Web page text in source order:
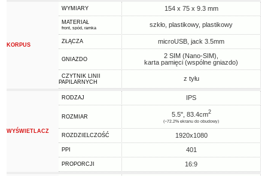
KORPUS
WYMIARY 154 x 75 x 9.3 mm
MATERIAŁ
front, spód, ramka szkło, plastikowy, plastikowy
ZŁĄCZA microUSB, jack 3.5mm
GNIAZDO
2 SIM (Nano-SIM),
karta pamięci (wspólne gniazdo)
CZYTNIK LINII
PAPILARNYCH
z tyłu
WYŚWIETLACZ
RODZAJ IPS
ROZMIAR 5.5", 83.4cm2
(~72.2% ekranu do obudowy)
ROZDZIELCZOŚĆ 1920x1080
PPI 401
PROPORCJI 16:9